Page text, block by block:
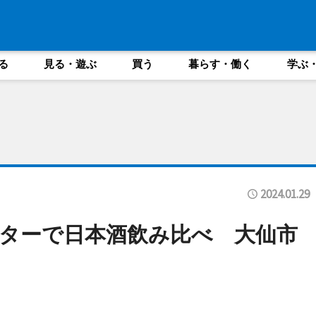
見る・遊ぶ 買う 暮らす・働く 学ぶ
2024.01.29
ーで日本酒飲み比べ 大仙市